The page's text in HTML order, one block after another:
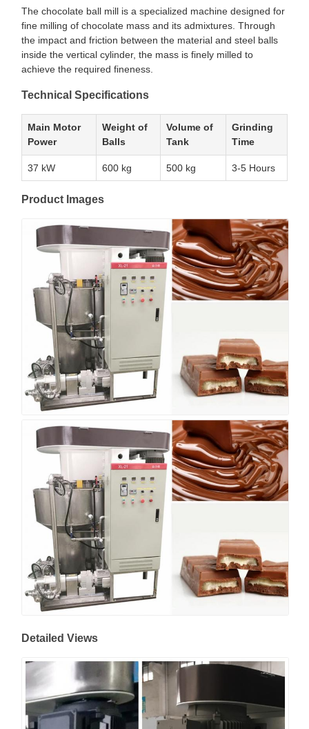
The chocolate ball mill is a specialized machine designed for
fine milling of chocolate mass and its admixtures. Through
the impact and friction between the material and steel balls
inside the vertical cylinder, the mass is finely milled to
achieve the required fineness.
Technical Specifications
Main Motor
Power
Weight of
Balls
Volume of
Tank
Grinding
Time
37 kW 600 kg 500 kg 3-5 Hours
Product Images
Detailed Views